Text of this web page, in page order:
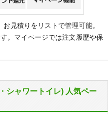
見積りをリストで管理可能。
。マイページでは注文履歴や保
シャワートイレ) 人気ペー